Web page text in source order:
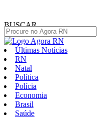
BUSCAR
Últimas Notícias
RN
Natal
Política
Polícia
Economia
Brasil
Saúde